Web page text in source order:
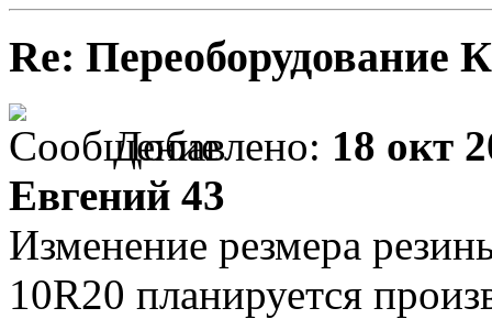
Re: Переоборудование
Добавлено: 18 окт
Евгений 43
Изменение резмера
10R20 планируется